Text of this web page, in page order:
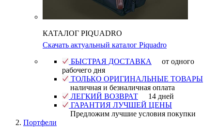
КАТАЛОГ PIQUADRO
Скачать актуальный каталог Piquadro
БЫСТРАЯ ДОСТАВКА
от одного
рабочего дня
ТОЛЬКО ОРИГИНАЛЬНЫЕ ТОВАРЫ
наличная и безналичная оплата
ЛЕГКИЙ ВОЗВРАТ
14 дней
ГАРАНТИЯ ЛУЧШЕЙ ЦЕНЫ
Предложим лучшие условия покупки
Портфели